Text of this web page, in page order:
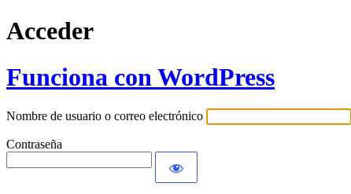
Acceder
Funciona con WordPress
Nombre de usuario o correo electrónico
Contraseña